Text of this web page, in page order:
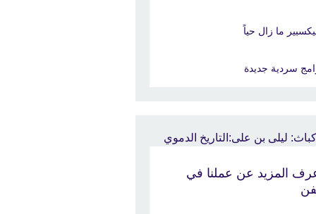
ما زال حياً
سردية جديدة
المزيد عن عملنا في